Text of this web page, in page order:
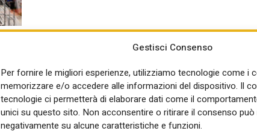
Gestisci Consenso
Per fornire le migliori esperienze, utilizziamo tecnologie come i
memorizzare e/o accedere alle informazioni del dispositivo. Il
tecnologie ci permetterà di elaborare dati come il
unici su questo sito. Non acconsentire o ritirare il consenso può
negativamente su alcune caratteristiche e funzioni.
Parte il programma di ADD
gamba del Piano casa:
05 Ago 2026